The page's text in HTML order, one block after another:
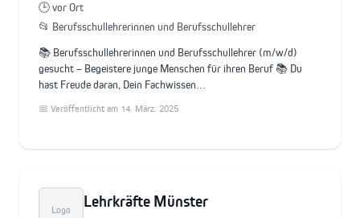
🕒 vor Ort
📂 Berufsschullehrerinnen und Berufsschullehrer
📚 Berufsschullehrerinnen und Berufsschullehrer (m/w/d)
gesucht – Begeistere junge Menschen für ihren Beruf 📚 Du
hast Freude daran, Dein Fachwissen…
📅 Veröffentlicht am 14. März. 2025
Logo Lehrkräfte Münster